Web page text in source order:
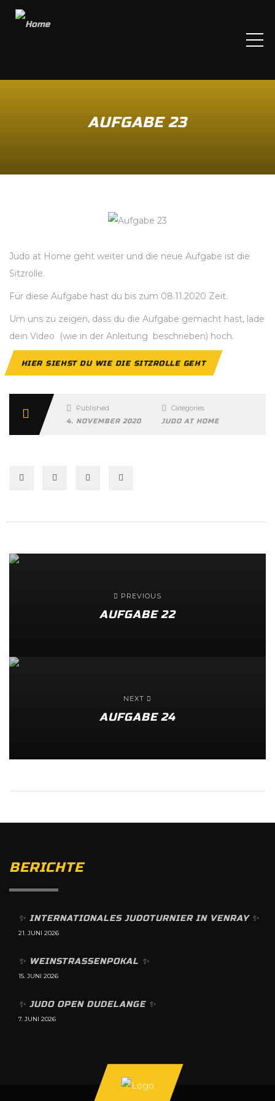
AUFGABE 23
Judo at Home geht weiter und die neue Aufgabe ist die
Sitzrolle.
Für diese Aufgabe hast du bis zum 08.11.2020 Zeit.
Um uns zu zeigen, dass du die Aufgabe gemacht hast, lade
dein Video (wie in der Anleitung beschrieben) hoch.
HIER SIEHST DU WIE DIE SITZROLLE GEHT
Published
4. NOVEMBER 2020
Categories
JUDO AT HOME
PREVIOUS
AUFGABE 22
NEXT
AUFGABE 24
BERICHTE
✨️ INTERNATIONALES JUDOTURNIER IN VENRAY ✨️
21. JUNI 2026
✨️ WEINSTRASSENPOKAL ✨️
15. JUNI 2026
✨️ JUDO OPEN DUDELANGE ✨️
7. JUNI 2026